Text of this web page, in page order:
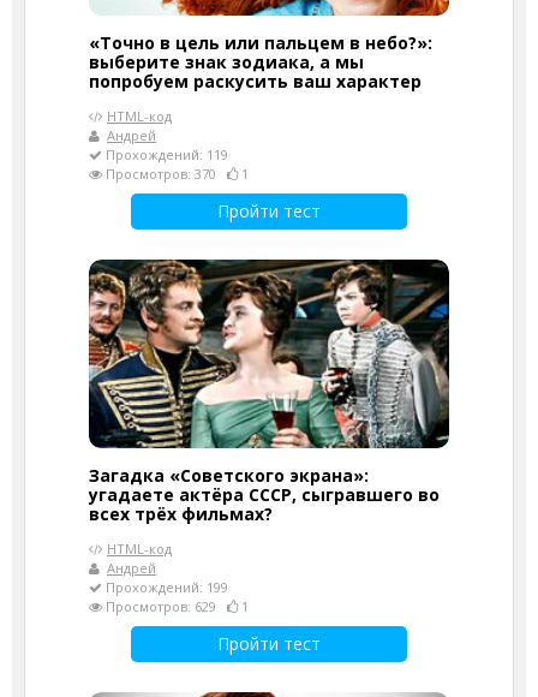
«Точно в цель или пальцем в небо?»:
выберите знак зодиака, а мы
попробуем раскусить ваш характер
HTML-код
Андрей
Прохождений: 119
Просмотров: 370
1
Пройти тест
Загадка «Советского экрана»:
угадаете актёра СССР, сыгравшего во
всех трёх фильмах?
HTML-код
Андрей
Прохождений: 199
Просмотров: 629
1
Пройти тест